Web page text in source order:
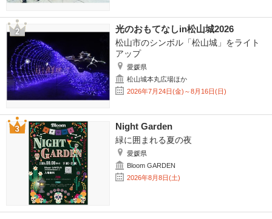
光のおもてなしin松山城2026
松山市のシンボル「松山城」をライト
アップ
愛媛県
松山城本丸広場ほか
2026年7月24日(金)～8月16日(日)
Night Garden
緑に囲まれる夏の夜
愛媛県
Bloom GARDEN
2026年8月8日(土)